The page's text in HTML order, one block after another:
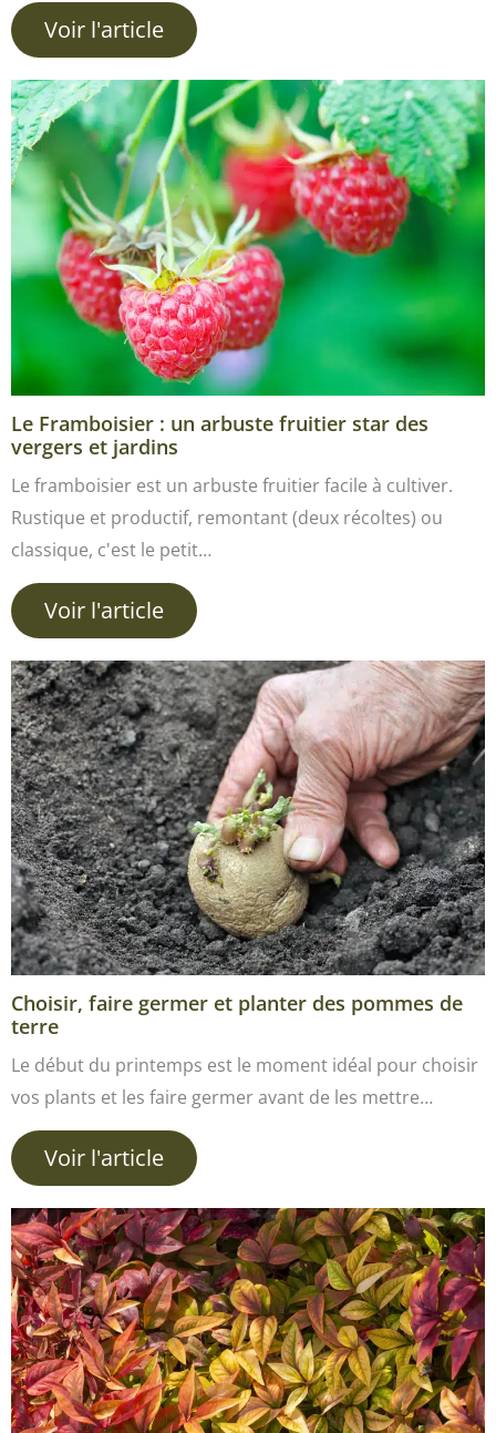
Voir l'article
Le Framboisier : un arbuste fruitier star des
vergers et jardins
Le framboisier est un arbuste fruitier facile à cultiver.
Rustique et productif, remontant (deux récoltes) ou
classique, c'est le petit…
Voir l'article
Choisir, faire germer et planter des pommes de
terre
Le début du printemps est le moment idéal pour choisir
vos plants et les faire germer avant de les mettre…
Voir l'article